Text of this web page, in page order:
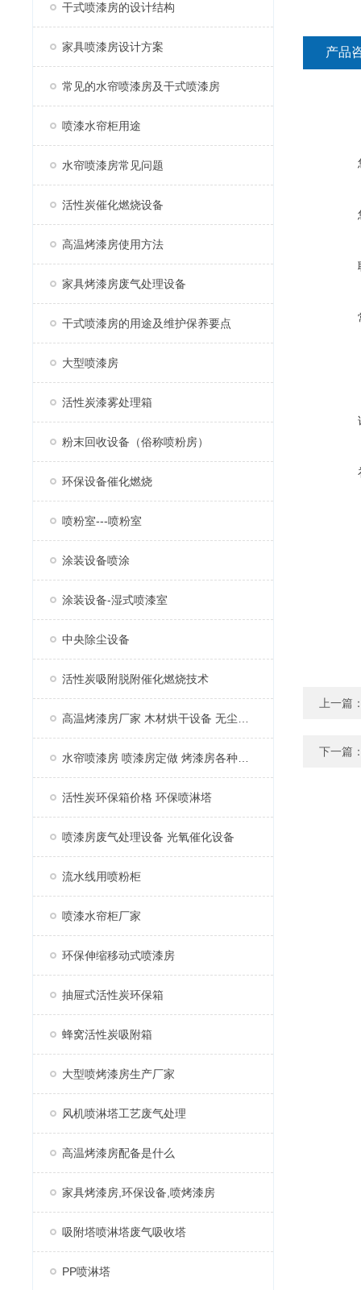
干式喷漆房的设计结构
家具喷漆房设计方案
常见的水帘喷漆房及干式喷漆房
喷漆水帘柜用途
水帘喷漆房常见问题
活性炭催化燃烧设备
高温烤漆房使用方法
家具烤漆房废气处理设备
干式喷漆房的用途及维护保养要点
大型喷漆房
活性炭漆雾处理箱
粉末回收设备（俗称喷粉房）
环保设备催化燃烧
喷粉室---喷粉室
涂装设备喷涂
涂装设备-湿式喷漆室
中央除尘设备
活性炭吸附脱附催化燃烧技术
活性炭环保箱价格 环保喷淋塔
喷漆房废气处理设备 光氧催化设备
流水线用喷粉柜
喷漆水帘柜厂家
环保伸缩移动式喷漆房
抽屉式活性炭环保箱
蜂窝活性炭吸附箱
大型喷烤漆房生产厂家
风机喷淋塔工艺废气处理
高温烤漆房配备是什么
家具烤漆房,环保设备,喷烤漆房
吸附塔喷淋塔废气吸收塔
PP喷淋塔
产品
上一篇
下一篇